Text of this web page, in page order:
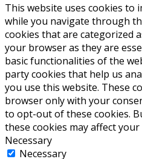
This website uses cookies to
while you navigate through
cookies that are categorized
your browser as they are
basic functionalities of the
party cookies that help us
you use this website. These
browser only with your
to opt-out of these cookies.
these cookies may affect
Necessary
Necessary